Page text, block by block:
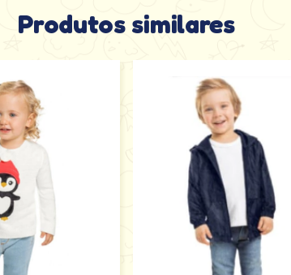
Produtos similares